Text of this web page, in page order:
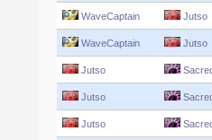
WaveCaptain Jutso
WaveCaptain Jutso
Jutso
Jutso
Jutso